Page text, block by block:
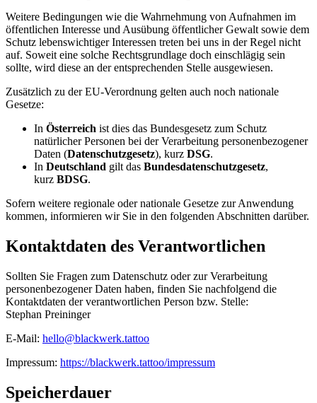
Weitere Bedingungen wie die Wahrnehmung von Aufnahmen im
öffentlichen Interesse und Ausübung öffentlicher Gewalt sowie dem
Schutz lebenswichtiger Interessen treten bei uns in der Regel nicht
auf. Soweit eine solche Rechtsgrundlage doch einschlägig sein
sollte, wird diese an der entsprechenden Stelle ausgewiesen.
Zusätzlich zu der EU-Verordnung gelten auch noch nationale
Gesetze:
In Österreich ist dies das Bundesgesetz zum Schutz
natürlicher Personen bei der Verarbeitung personenbezogener
Daten (Datenschutzgesetz), kurz DSG.
In Deutschland gilt das Bundesdatenschutzgesetz,
kurz BDSG.
Sofern weitere regionale oder nationale Gesetze zur Anwendung
kommen, informieren wir Sie in den folgenden Abschnitten darüber.
Kontaktdaten des Verantwortlichen
Sollten Sie Fragen zum Datenschutz oder zur Verarbeitung
personenbezogener Daten haben, finden Sie nachfolgend die
Kontaktdaten der verantwortlichen Person bzw. Stelle:
Stephan Preininger
E-Mail: hello@blackwerk.tattoo
Impressum: https://blackwerk.tattoo/impressum
Speicherdauer